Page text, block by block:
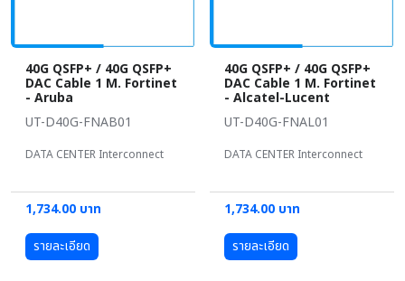
40G QSFP+ / 40G QSFP+
DAC Cable 1 M. Fortinet
- Aruba
UT-D40G-FNAB01
DATA CENTER Interconnect
1,734.00 บาท
รายละเอียด
40G QSFP+ / 40G QSFP+
DAC Cable 1 M. Fortinet
- Alcatel-Lucent
UT-D40G-FNAL01
DATA CENTER Interconnect
1,734.00 บาท
รายละเอียด